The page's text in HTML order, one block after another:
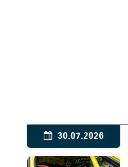
30.07.2026